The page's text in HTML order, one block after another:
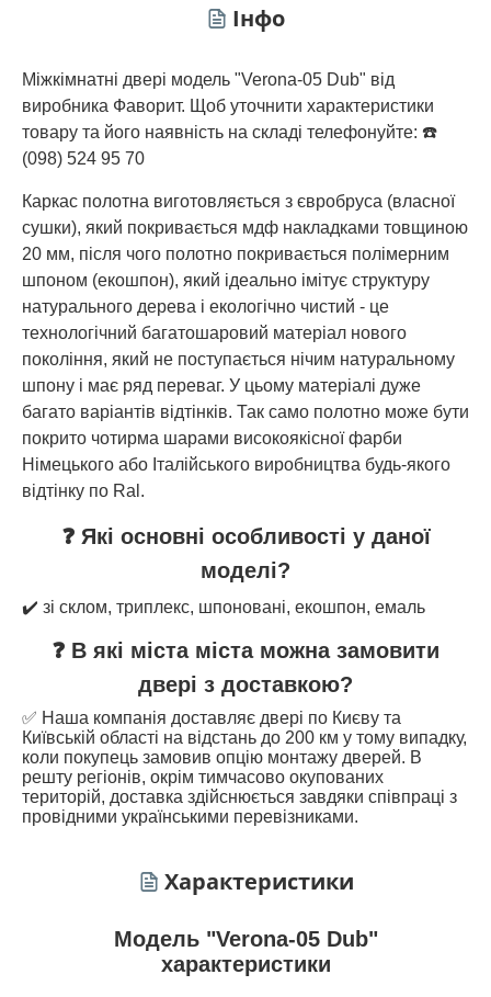
Інфо
Міжкімнатні двері модель "Verona-05 Dub" від
виробника Фаворит. Щоб уточнити характеристики
товару та його наявність на складі телефонуйте: ☎️
(098) 524 95 70
Каркас полотна виготовляється з євробруса (власної
сушки), який покривається мдф накладками товщиною
20 мм, після чого полотно покривається полімерним
шпоном (екошпон), який ідеально імітує структуру
натурального дерева і екологічно чистий - це
технологічний багатошаровий матеріал нового
покоління, який не поступається нічим натуральному
шпону і має ряд переваг. У цьому матеріалі дуже
багато варіантів відтінків. Так само полотно може бути
покрито чотирма шарами високоякісної фарби
Німецького або Італійського виробництва будь-якого
відтінку по Ral.
❓ Які основні особливості у даної
моделі?
✔️ зі склом, триплекс, шпоновані, екошпон, емаль
❓ В які міста міста можна замовити
двері з доставкою?
✅ Наша компанія доставляє двері по Києву та
Київській області на відстань до 200 км у тому випадку,
коли покупець замовив опцію монтажу дверей. В
решту регіонів, окрім тимчасово окупованих
територій, доставка здійснюється завдяки співпраці з
провідними українськими перевізниками.
Характеристики
Модель "Verona-05 Dub"
характеристики